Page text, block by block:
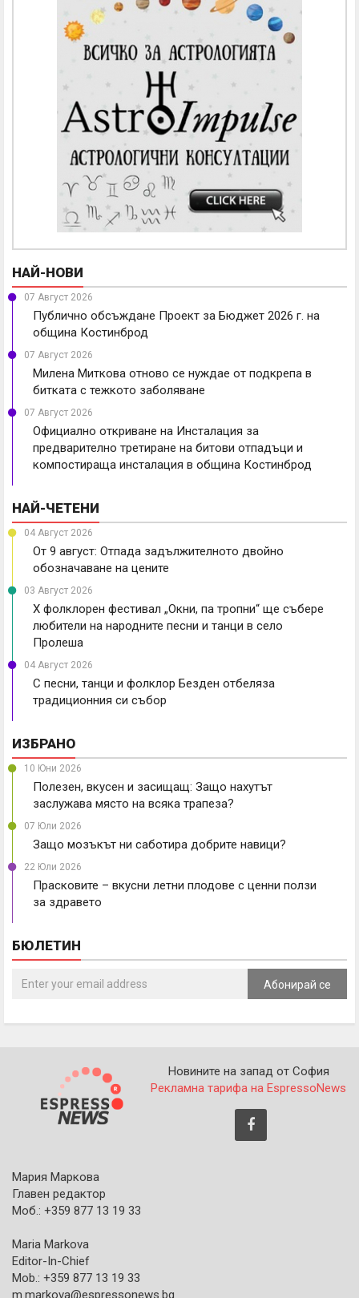
НАЙ-НОВИ
07 Август 2026
Публично обсъждане Проект за Бюджет 2026 г. на
община Костинброд
07 Август 2026
Милена Миткова отново се нуждае от подкрепа в
битката с тежкото заболяване
07 Август 2026
Официално откриване на Инсталация за
предварително третиране на битови отпадъци и
компостираща инсталация в община Костинброд
НАЙ-ЧЕТЕНИ
04 Август 2026
От 9 август: Отпада задължителното двойно
обозначаване на цените
03 Август 2026
X фолклорен фестивал „Окни, па тропни“ ще събере
любители на народните песни и танци в село
Пролеша
04 Август 2026
С песни, танци и фолклор Безден отбеляза
традиционния си събор
ИЗБРАНО
10 Юни 2026
Полезен, вкусен и засищащ: Защо нахутът
заслужава място на всяка трапеза?
07 Юли 2026
Защо мозъкът ни саботира добрите навици?
22 Юли 2026
Прасковите – вкусни летни плодове с ценни ползи
за здравето
БЮЛЕТИН
Абонирай се
Новините на запад от София
Рекламна тарифа на EspressoNews
Мария Маркова
Главен редактор
Моб.: +359 877 13 19 33
Maria Markova
Editor-In-Chief
Mob.: +359 877 13 19 33
m.markova@espressonews.bg